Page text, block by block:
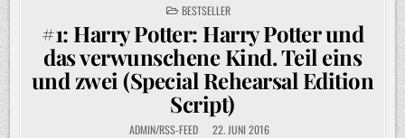
POSTED
IN
BESTSELLER
#1: Harry Potter: Harry Potter und
das verwunschene Kind. Teil eins
und zwei (Special Rehearsal Edition
Script)
ADMIN/RSS-FEED 22. JUNI 2016